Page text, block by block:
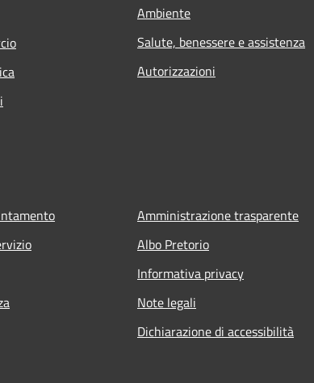
Ambiente
Salute, benessere e assistenza
Autorizzazioni
Amministrazione trasparente
Albo Pretorio
Informativa privacy
Note legali
Dichiarazione di accessibilità